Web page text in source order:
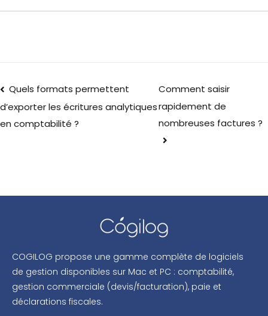
Quels formats permettent
d’exporter les écritures analytiques
en comptabilité ?
Comment saisir
rapidement de
nombreuses factures ?
COGILOG propose une gamme complète de logiciels
de gestion disponibles sur Mac et PC : comptabilité,
gestion commerciale (devis/facturation), paie et
déclarations fiscales.